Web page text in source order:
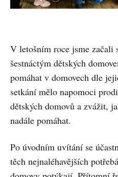
V letošním roce jsme začali
šestnáctým dětských
pomáhat v domovech dle
setkání mělo napomoci
dětských domovů a zvážit,
nadále pomáhat.
Po úvodním uvítání se
těch nejnaléhavějších